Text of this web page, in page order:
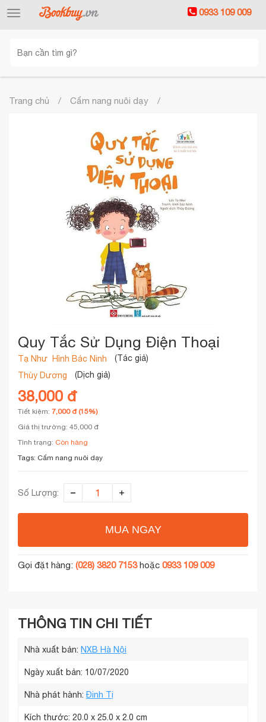
Toggle
0933 109 009
Trang chủ Cẩm nang nuôi dạy
Quy Tắc Sử Dụng Điện Thoại
Tạ Như Hình Bác Ninh
(Tác giả)
Thùy Dương
(Dịch giả)
38,000 đ
Tiết kiệm: 7,000 đ (15%)
Giá thị trường: 45,000 đ
Tình trạng: Còn hàng
Tags: Cẩm nang nuôi dạy
Số Lượng:
MUA NGAY
Gọi đặt hàng: (028) 3820 7153hoặc 0933 109 009
THÔNG TIN CHI TIẾT
Nhà xuất bản: NXB Hà Nội
Ngày xuất bản: 10/07/2020
Nhà phát hành:Đinh Tị
Kích thước: 20.0 x 25.0 x 2.0 cm